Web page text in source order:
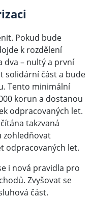
Pokud bude
k rozdělení
dva – nultý a první
solidární část a bude
Tento minimální
korun a dostanou
odpracovaných let.
takzvaná
zohledňovat
odpracovaných let.
i nová pravidla pro
Zvyšovat se
část.